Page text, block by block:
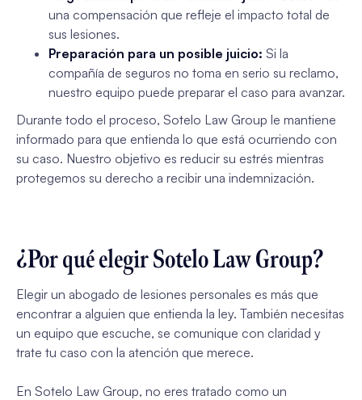
una compensación que refleje el impacto total de
sus lesiones.
Preparación para un posible juicio: Si la
compañía de seguros no toma en serio su reclamo,
nuestro equipo puede preparar el caso para avanzar.
Durante todo el proceso, Sotelo Law Group le mantiene
informado para que entienda lo que está ocurriendo con
su caso. Nuestro objetivo es reducir su estrés mientras
protegemos su derecho a recibir una indemnización.
¿Por qué elegir Sotelo Law Group?
Elegir un abogado de lesiones personales es más que
encontrar a alguien que entienda la ley. También necesitas
un equipo que escuche, se comunique con claridad y
trate tu caso con la atención que merece.
En Sotelo Law Group, no eres tratado como un